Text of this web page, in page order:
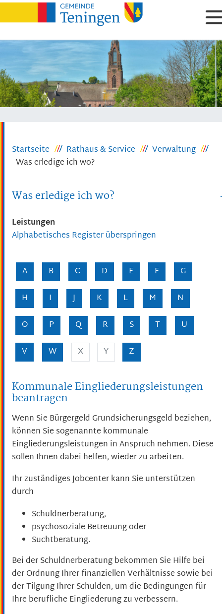
Startseite Rathaus & Service
Verwaltung
Was erledige ich wo?
Was erledige ich wo?
Leistungen
Alphabetisches Register überspringen
A B C D E F
G
H
I J K L M
N
O
P Q R S T
U
V
W X Y Z
Kommunale Eingliederungsleistungen
beantragen
Wenn Sie Bürgergeld Grundsicherungsgeld beziehen,
können Sie sogenannte kommunale
Eingliederungsleistungen in Anspruch nehmen. Diese
sollen Ihnen dabei helfen, wieder zu arbeiten.
Ihr zuständiges Jobcenter kann Sie unterstützen
durch
Schuldnerberatung,
psychosoziale Betreuung oder
Suchtberatung.
Bei der Schuldnerberatung bekommen Sie Hilfe bei
der Ordnung Ihrer finanziellen Verhältnisse sowie bei
der Tilgung Ihrer Schulden, um die Bedingungen für
Ihre berufliche Eingliederung zu verbessern.